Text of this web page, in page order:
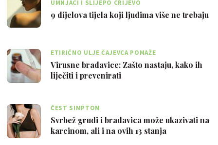
UMNJACI I SLIJEPO CRIJEVO
9 dijelova tijela koji ljudima više ne trebaju
ETIRIČNO ULJE ČAJEVCA POMAŽE
Virusne bradavice: Zašto nastaju, kako ih
liječiti i prevenirati
ČEST SIMPTOM
Svrbež grudi i bradavica može ukazivati na
karcinom, ali i na ovih 13 stanja